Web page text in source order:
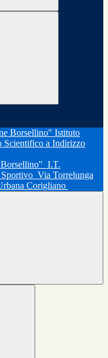
I.T.
Via Torrelunga
Corigliano